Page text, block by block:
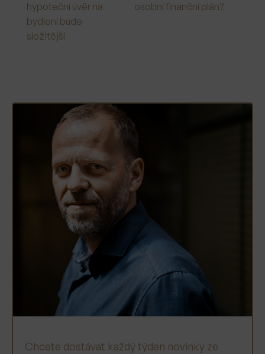
hypoteční úvěr na
bydlení bude
složitější
osobní finanční plán?
Chcete dostávat každý týden novinky ze